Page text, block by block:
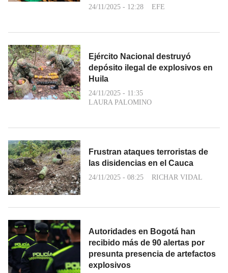
24/11/2025 - 12:28 EFE
Ejército Nacional destruyó
depósito ilegal de explosivos en
Huila
24/11/2025 - 11:35
LAURA PALOMINO
Frustran ataques terroristas de
las disidencias en el Cauca
24/11/2025 - 08:25 RICHAR VIDAL
Autoridades en Bogotá han
recibido más de 90 alertas por
presunta presencia de artefactos
explosivos